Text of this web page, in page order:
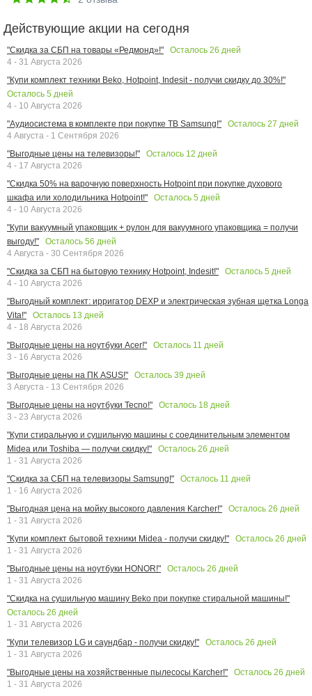
Действующие акции на сегодня
"Скидка за СБП на товары «Редмонд»!" Осталось 26 дней
4 - 31 Августа 2026
"Купи комплект техники Beko, Hotpoint, Indesit - получи скидку до 30%!"
Осталось 5 дней
4 - 10 Августа 2026
"Аудиосистема в комплекте при покупке ТВ Samsung!"
Осталось 27 дней
4 Августа - 1 Сентября 2026
"Выгодные цены на телевизоры!"
Осталось 12 дней
4 - 17 Августа 2026
"Скидка 50% на варочную поверхность Hotpoint при покупке духового
шкафа или холодильника Hotpoint!"
Осталось 5 дней
4 - 10 Августа 2026
"Купи вакуумный упаковщик + рулон для вакуумного упаковщика = получи
выгоду!"
Осталось 56 дней
4 Августа - 30 Сентября 2026
"Скидка за СБП на бытовую технику Hotpoint, Indesit!"
Осталось 5 дней
4 - 10 Августа 2026
"Выгодный комплект: ирригатор DEXP и электрическая зубная щетка Longa
Vita!"
Осталось 13 дней
4 - 18 Августа 2026
"Выгодные цены на ноутбуки Acer!"
Осталось 11 дней
3 - 16 Августа 2026
"Выгодные цены на ПК ASUS!"
Осталось 39 дней
3 Августа - 13 Сентября 2026
"Выгодные цены на ноутбуки Tecno!"
Осталось 18 дней
3 - 23 Августа 2026
"Купи стиральную и сушильную машины с соединительным элементом
Midea или Toshiba — получи скидку!"
Осталось 26 дней
1 - 31 Августа 2026
"Скидка за СБП на телевизоры Samsung!"
Осталось 11 дней
1 - 16 Августа 2026
"Выгодная цена на мойку высокого давления Karcher!"
Осталось 26 дней
1 - 31 Августа 2026
"Купи комплект бытовой техники Midea - получи скидку!"
Осталось 26 дней
1 - 31 Августа 2026
"Выгодные цены на ноутбуки HONOR!"
Осталось 26 дней
1 - 31 Августа 2026
"Скидка на сушильную машину Beko при покупке стиральной машины!"
Осталось 26 дней
1 - 31 Августа 2026
"Купи телевизор LG и саундбар - получи скидку!"
Осталось 26 дней
1 - 31 Августа 2026
"Выгодные цены на хозяйственные пылесосы Karcher!"
Осталось 26 дней
1 - 31 Августа 2026